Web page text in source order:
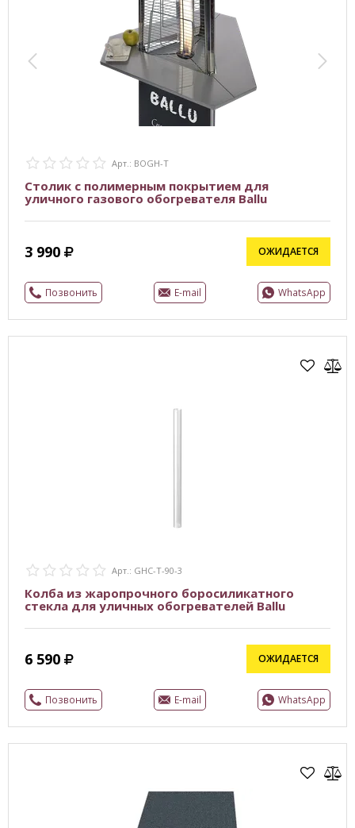
Арт.: BOGH-T
Столик с полимерным покрытием для
уличного газового обогревателя Ballu
3 990 ОЖИДАЕТСЯ
Позвонить E-mail WhatsApp
Арт.: GHC-T-90-3
Колба из жаропрочного боросиликатного
стекла для уличных обогревателей Ballu
6 590 ОЖИДАЕТСЯ
Позвонить E-mail WhatsApp